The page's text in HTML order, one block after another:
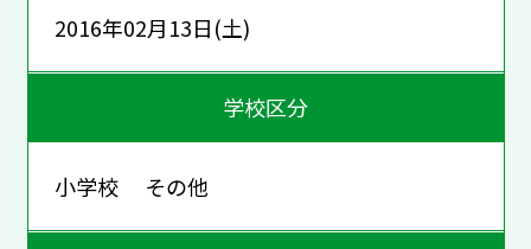
2016年02月13日(土)
学校区分
小学校 その他